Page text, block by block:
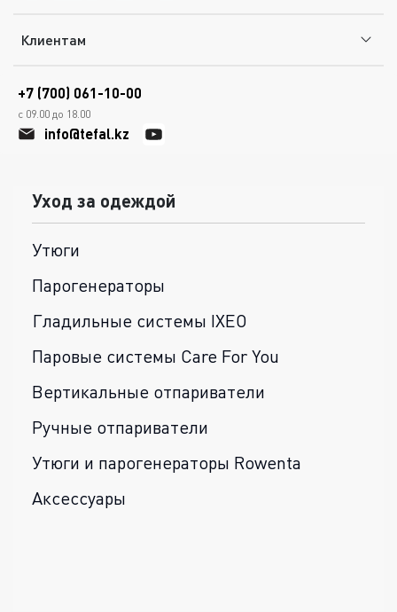
Клиентам
+7 (700) 061-10-00
с 09.00 до 18.00
info@tefal.kz
Уход за одеждой
Утюги
Парогенераторы
Гладильные системы IXEO
Паровые системы Care For You
Вертикальные отпариватели
Ручные отпариватели
Утюги и парогенераторы Rowenta
Аксессуары